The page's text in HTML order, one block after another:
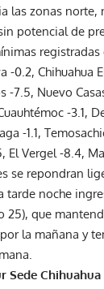
las zonas norte,
potencial de
registradas
-0.2, Chihuahua
-7.5, Nuevo
-3.1,
-1.1,
El Vergel -8.4,
se repondran
tarde noche
25), que
la mañana y
Sede Chihuahua